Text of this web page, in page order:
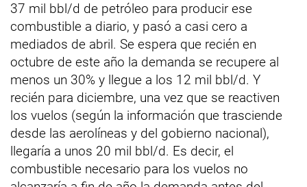
37 mil bbl/d de petróleo para producir ese
combustible a diario, y pasó a casi cero a
mediados de abril. Se espera que recién en
octubre de este año la demanda se recupere al
menos un 30% y llegue a los 12 mil bbl/d. Y
recién para diciembre, una vez que se reactiven
los vuelos (según la información que trasciende
desde las aerolíneas y del gobierno nacional),
llegaría a unos 20 mil bbl/d. Es decir, el
combustible necesario para los vuelos no